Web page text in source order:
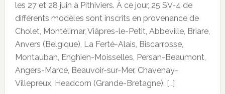
les 27 et 28 juin à Pithiviers. À ce jour, 25 SV-4 de
différents modèles sont inscrits en provenance de
Cholet, Montélimar, Viâpres-le-Petit, Abbeville, Briare,
Anvers (Belgique), La Ferté-Alais, Biscarrosse,
Montauban, Enghien-Moisselles, Persan-Beaumont,
Angers-Marcé, Beauvoir-sur-Mer, Chavenay-
Villepreux, Headcorn (Grande-Bretagne), […]